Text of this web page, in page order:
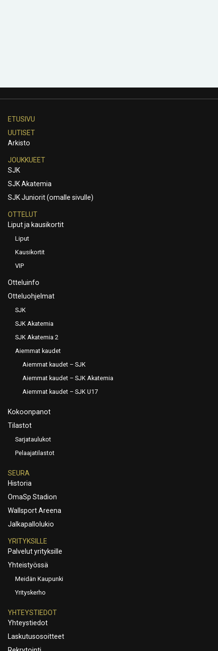
ETUSIVU
UUTISET
Arkisto
JOUKKUEET
SJK
SJK Akatemia
SJK Juniorit (omalle sivulle)
OTTELUT
Liput ja kausikortit
Liput
Kausikortit
VIP
Otteluinfo
Otteluohjelmat
SJK
SJK Akatemia
SJK Akatemia 2
Aiemmat kaudet
Aiemmat kaudet – SJK
Aiemmat kaudet – SJK Akatemia
Aiemmat kaudet – SJK U17
Kokoonpanot
Tilastot
Sarjataulukot
Pelaajatilastot
SEURA
Historia
OmaSp Stadion
Wallsport Areena
Jalkapallolukio
YRITYKSILLE
Palvelut yrityksille
Yhteistyössä
Meidän Kaupunki
Yrityskerho
YHTEYSTIEDOT
Yhteystiedot
Laskutusosoitteet